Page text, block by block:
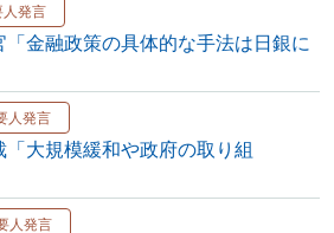
「金融政策の具体的な手法は日銀に
「大規模緩和や政府の取り組